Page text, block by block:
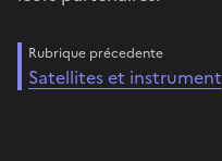
Rubrique précedente
Satellites et instrument